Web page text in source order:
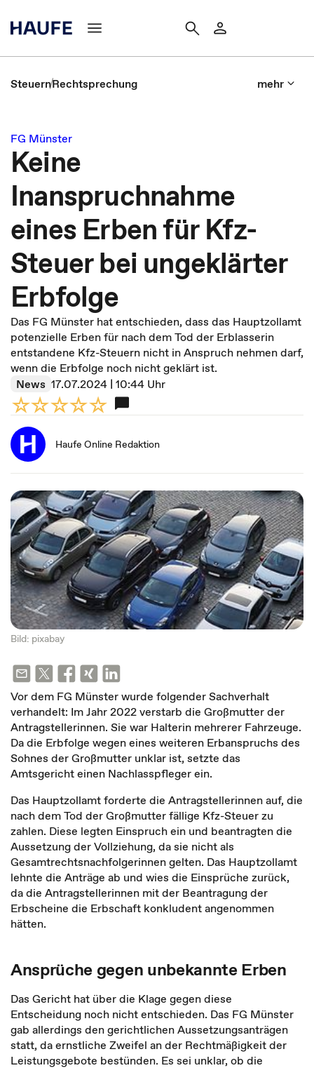
SteuernRechtsprechung mehr
FG Münster
Keine
Inanspruchnahme
eines Erben für Kfz-
Steuer bei ungeklärter
Erbfolge
Das FG Münster hat entschieden, dass das Hauptzollamt
potenzielle Erben für nach dem Tod der Erblasserin
entstandene Kfz-Steuern nicht in Anspruch nehmen darf,
wenn die Erbfolge noch nicht geklärt ist.
News 17.07.2024 | 10:44 Uhr
Haufe Online Redaktion
Bild: pixabay
Vor dem FG Münster wurde folgender Sachverhalt
verhandelt: Im Jahr 2022 verstarb die Großmutter der
Antragstellerinnen. Sie war Halterin mehrerer Fahrzeuge.
Da die Erbfolge wegen eines weiteren Erbanspruchs des
Sohnes der Großmutter unklar ist, setzte das
Amtsgericht einen Nachlasspfleger ein.
Das Hauptzollamt forderte die Antragstellerinnen auf, die
nach dem Tod der Großmutter fällige Kfz-Steuer zu
zahlen. Diese legten Einspruch ein und beantragten die
Aussetzung der Vollziehung, da sie nicht als
Gesamtrechtsnachfolgerinnen gelten. Das Hauptzollamt
lehnte die Anträge ab und wies die Einsprüche zurück,
da die Antragstellerinnen mit der Beantragung der
Erbscheine die Erbschaft konkludent angenommen
hätten.
Ansprüche gegen unbekannte Erben
Das Gericht hat über die Klage gegen diese
Entscheidung noch nicht entschieden. Das FG Münster
gab allerdings den gerichtlichen Aussetzungsanträgen
statt, da ernstliche Zweifel an der Rechtmäßigkeit der
Leistungsgebote bestünden. Es sei unklar, ob die